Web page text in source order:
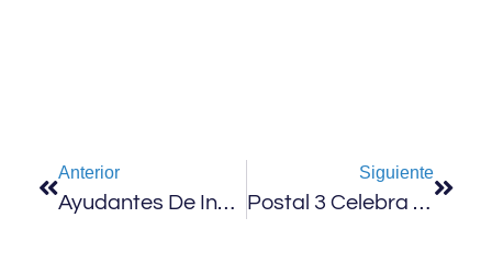
Anterior
Ayudantes De Instituciones Penitenciarias: Convocadas 756 Nuevas Plazas
Siguiente
Postal 3 Celebra Los Buenos Resultados De Sus Alumnos, Por Encima De La Media General De Aprobados